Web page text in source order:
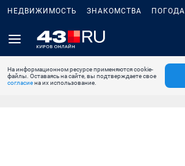
НЕДВИЖИМОСТЬ ЗНАКОМСТВА ПОГОДА
На информационном ресурсе применяются cookie-
файлы. Оставаясь на сайте, вы подтверждаете свое
согласиена их использование.